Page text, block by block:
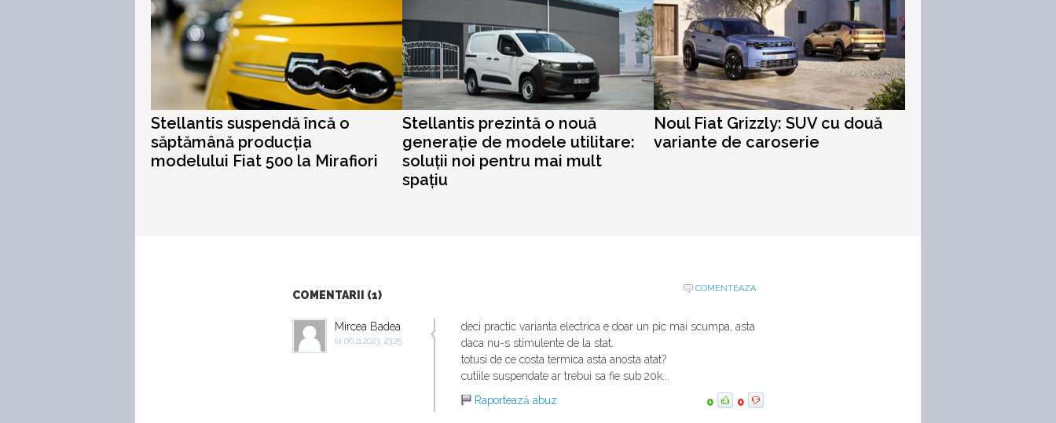
Stellantis suspendă încă o
săptămână producția
modelului Fiat 500 la Mirafiori
Stellantis prezintă o nouă
generație de modele utilitare:
soluții noi pentru mai mult
spațiu
Noul Fiat Grizzly: SUV cu două
variante de caroserie
COMENTARII (1)
COMENTEAZA
Mircea Badea
la 06.11.2023, 23:25
deci practic varianta electrica e doar un pic mai scumpa, asta
daca nu-s stimulente de la stat.
totusi de ce costa termica asta anosta atat?
cutiile suspendate ar trebui sa fie sub 20k...
Raportează abuz
0 0